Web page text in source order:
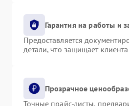
Гарантия на работы и
Предоставляется
детали, что защищает
Прозрачное
Точные прайс-листы,